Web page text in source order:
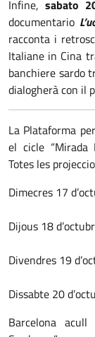
Infine,sabato
documentario
racconta i
Italiane in Cina
banchiere sardo
dialogherà con il
La Plataforma
el cicle “Mirada
Totes les
Dimecres 17
Dijous 18
Divendres 19
Dissabte 20
Barcelona